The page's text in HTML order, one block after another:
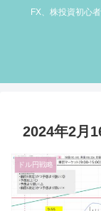
FX、株投資初心
2024年2月
ドル円戦略